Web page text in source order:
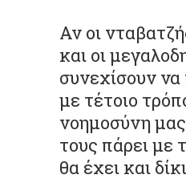
Αν οι
και οι
συνεχίσουν
με τέτοιο
νοημοσύνη
τους πάρει με
θα έχει και